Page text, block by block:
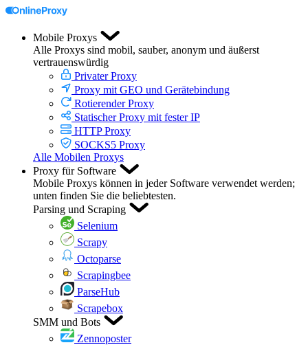
Mobile Proxys
Alle Proxys sind mobil, sauber, anonym und äußerst
vertrauenswürdig
Privater Proxy
Proxy mit GEO und Gerätebindung
Rotierender Proxy
Statischer Proxy mit fester IP
HTTP Proxy
SOCKS5 Proxy
Alle Mobilen Proxys
Proxy für Software
Mobile Proxys können in jeder Software verwendet werden;
unten finden Sie die beliebtesten.
Parsing und Scraping
Selenium
Scrapy
Octoparse
Scrapingbee
ParseHub
Scrapebox
SMM und Bots
Zennoposter